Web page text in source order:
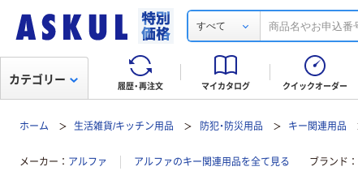
すべて
履歴・再注文 マイカタログ クイックオーダー
カテゴリー
ホーム 生活雑貨/キッチン用品 防犯・防災用品 キー関連用品
メーカー アルファ アルファのキー関連用品を全て見る ブランド